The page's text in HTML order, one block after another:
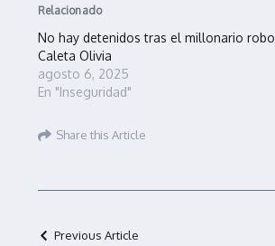
Relacionado
No hay detenidos tras el millonario
Caleta Olivia
agosto 6, 2025
En "Inseguridad"
Share this Article
Previous Article